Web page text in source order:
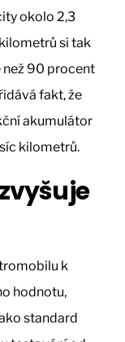
okolo 2,3
si tak
90 procent
fakt, že
akumulátor
kilometrů.
k
hodnotu,
standard